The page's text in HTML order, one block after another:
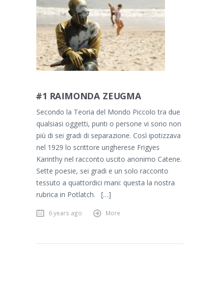
#1 RAIMONDA ZEUGMA
Secondo la Teoria del Mondo Piccolo tra due
qualsiasi oggetti, punti o persone vi sono non
più di sei gradi di separazione. Così ipotizzava
nel 1929 lo scrittore ungherese Frigyes
Karinthy nel racconto uscito anonimo Catene.
Sette poesie, sei gradi e un solo racconto
tessuto a quattordici mani: questa la nostra
rubrica in Potlatch. […]
6 years ago More